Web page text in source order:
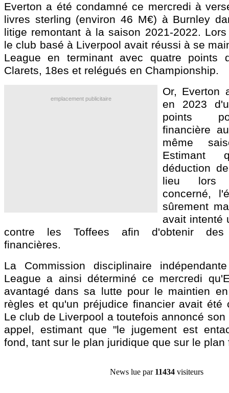
Everton a été condamné ce mercredi à
livres sterling (environ 46 M€) à Burnley
litige remontant à la saison 2021-2022.
le club basé à Liverpool avait réussi à se
League en terminant avec quatre points
Clarets, 18es et relégués en Championship.
emplacement publicitaire
Or, Everton
en 2023
points
financière
même
Estimant
déduction
lieu lors
concerné,
sûrement
avait intenté
contre les Toffees afin d'obtenir des
financières.
La Commission disciplinaire
League a ainsi déterminé ce mercredi
avantagé dans sa lutte pour le maintien
règles et qu'un préjudice financier avait été
Le club de Liverpool a toutefois annoncé
appel, estimant que "le jugement est
fond, tant sur le plan juridique que sur le plan
News lue par 11434visiteurs